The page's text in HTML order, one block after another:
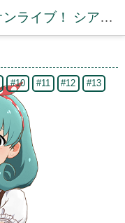
アイドルマスター ミリオンライブ！ シアターデイズDB【ミリシタDB】
#10 #11 #12
#13